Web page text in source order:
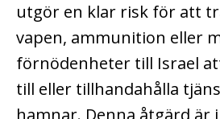
utgör en klar risk för att
vapen, ammunition eller
förnödenheter till Israel
till eller tillhandahålla